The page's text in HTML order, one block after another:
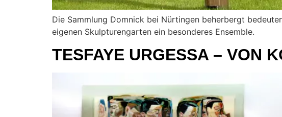
Die Sammlung Domnick bei Nürtingen beherbergt
eigenen Skulpturengarten ein besonderes Ensemble.
TESFAYE URGESSA – VON